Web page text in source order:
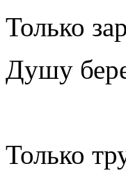
Только
Душу
Только